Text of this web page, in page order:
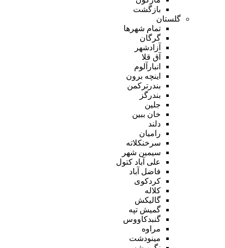
بازگشت
گلستان
تمام شهر‌ها
گرگان
آزادشهر
آق قلا
انبارآلوم
اینچه برون
بندرترکمن
بندرگز
جلین
خان ببین
دلند
رامیان
سرخنکلاته
سیمین شهر
علی آباد کتول
فاضل آباد
کردکوی
کلاله
گالیکش
گمیش تپه
گنبدکاووس
مراوه
مینودشت